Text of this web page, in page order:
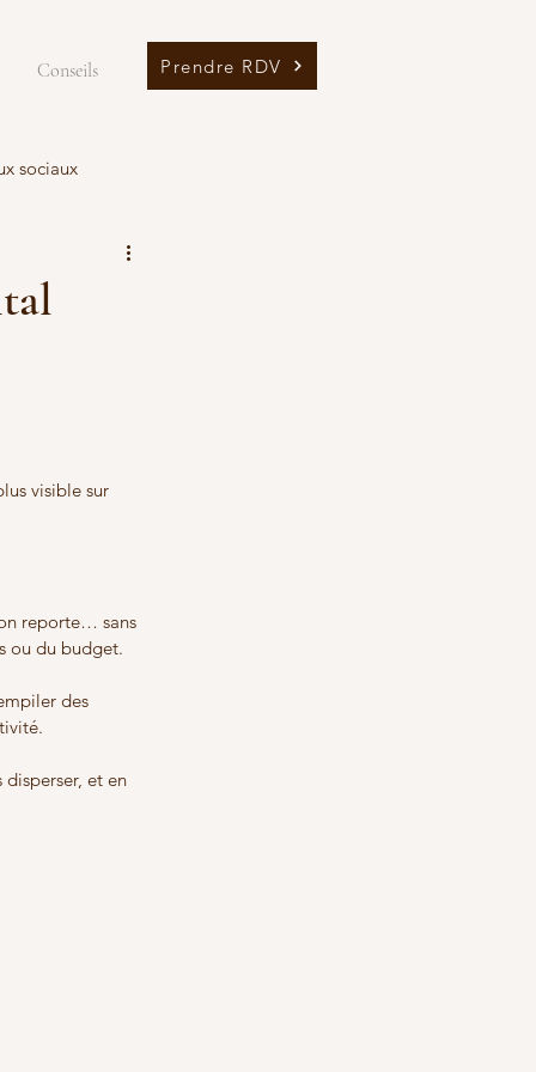
Conseils Prendre RDV
sociaux
visible sur
reporte… sans
ou du budget.
des
et en